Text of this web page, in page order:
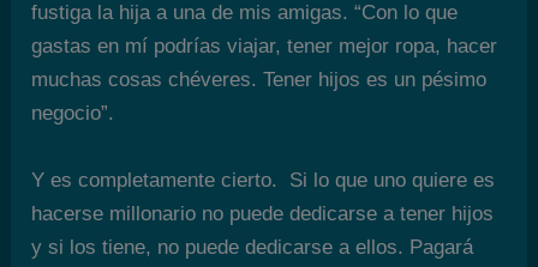
fustiga la hija a una de mis amigas. “Con lo que
gastas en mí podrías viajar, tener mejor ropa, hacer
muchas cosas chéveres. Tener hijos es un pésimo
negocio”.
Y es completamente cierto. Si lo que uno quiere es
hacerse millonario no puede dedicarse a tener hijos
y si los tiene, no puede dedicarse a ellos. Pagará